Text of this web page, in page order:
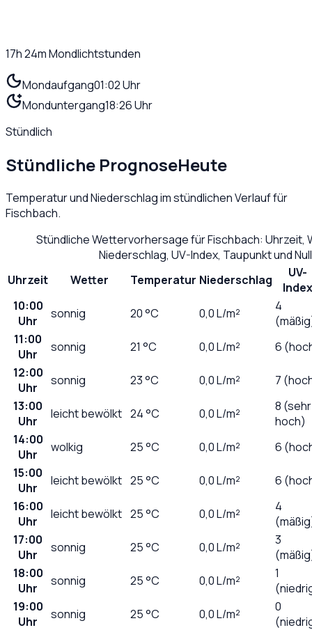
17h 24mMondlichtstunden
Mondaufgang01:02 Uhr
Monduntergang18:26 Uhr
Stündlich
Stündliche PrognoseHeute
Temperatur und Niederschlag im stündlichen Verlauf für
Fischbach.
Stündliche Wettervorhersage fürFischbach: Uhrzeit,
Niederschlag, UV-Index, Taupunkt und
Uhrzeit
Wetter Temperatur Niederschlag
UV-
Index
10:00
Uhr
sonnig 20°C 0,0L/m²
4
11:00
Uhr
sonnig 21 °C 0,0L/m²
6
12:00
Uhr
sonnig 23°C 0,0L/m²
7
13:00
Uhr
leicht bewölkt 24°C 0,0L/m²
8 (sehr
hoch)
14:00
Uhr
wolkig 25°C 0,0L/m²
6
15:00
Uhr
leicht bewölkt 25°C 0,0L/m²
6
16:00
Uhr
leicht bewölkt 25°C 0,0L/m²
4
17:00
Uhr
sonnig 25°C 0,0L/m²
3
18:00
Uhr
sonnig 25°C 0,0L/m²
1
19:00
Uhr
sonnig 25°C 0,0L/m²
0